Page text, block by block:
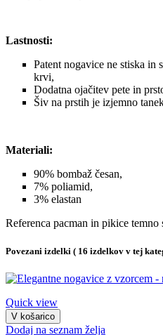
Lastnosti:
Patent nogavice ne stiska in
krvi,
Dodatna ojačitev pete in
Šiv na prstih je izjemno
Materiali:
90% bombaž česan,
7% poliamid,
3% elastan
Referenca pacman in pikice temno
Povezani izdelki ( 16 izdelkov v tej
Quick view
V košarico
Dodaj na seznam želja